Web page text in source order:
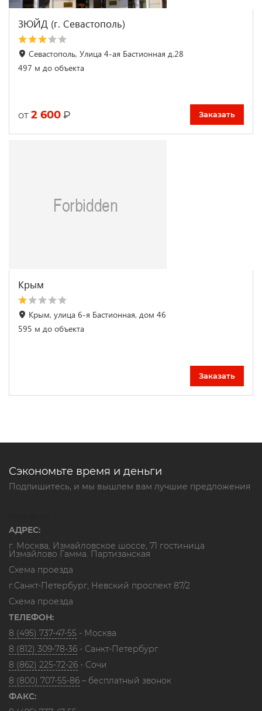
ЗЮЙД (г. Севастополь)
Севастополь, Улица 4-ая Бастионная д.28
497 м до объекта
от 2 600 ₽ Заказать
Крым
Крым, улица 6-я Бастионная, дом 46
595 м до объекта
Заказать
Сэкономьте время и деньги
Подпишитесь, и мы вышлем вам лучшие предложения
АДРЕС:
г. Москва, Измайловское шоссе, 71 гостиница
Измайлово Гамма. Партизанская
Схема проезда
г.Санкт-Петербург, Невский проспект 87/2
Схема проезда
ТЕЛЕФОН:
8 (495) 737-47-55 - Москва
8 (812) 309-78-36 - Санкт-Петербург
8 (862) 225-72-26 - Сочи
8 (800) 707-55-86 – бесплатный звонок
ФАКС: